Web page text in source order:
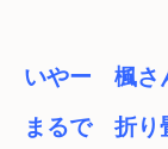
いやー　楓さ
まるで　折